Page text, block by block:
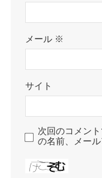
メール ※
サイト
次回のコメン
の名前、メー